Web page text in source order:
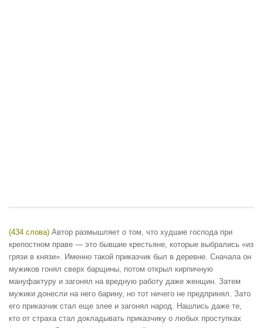
(434 слова) Автор размышляет о том, что худшие господа при
крепостном праве — это бывшие крестьяне, которые выбрались «из
грязи в князи». Именно такой приказчик был в деревне. Сначала он
мужиков гонял сверх барщины, потом открыл кирпичную
мануфактуру и загонял на вредную работу даже женщин. Затем
мужики донесли на него барину, но тот ничего не предпринял. Зато
его приказчик стал еще злее и загонял народ. Нашлись даже те,
кто от страха стал докладывать приказчику о любых проступках